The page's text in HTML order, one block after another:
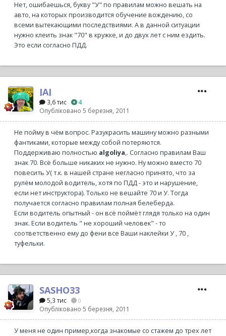
Нет, ошибаешься, букву "У" по правилам можно вешать на
авто, на которых производится обучение вождению, со
всеми вытекающими последствиями. А в данной ситуации
нужно клеить знак "70" в кружке, и до двух лет с ним ездить.
Это если согласно ПДД.
JAJ
3,6 тис
4
Опубліковано 5 березня, 2011
Не пойму в чём вопрос. Разукрасить машину можно разными
фантиками, которые между собой потеряются.
Поддерживаю полностью algoliya,. Согласно правилам Ваш
знак 70. Всё больше никаких не нужно. Ну можно вместо 70
повесить У( т.к. в нашей стране негласно принято, что за
рулём молодой водитель, хотя по ПДД - это и нарушение,
если нет инструктора). Только не вешайте 70 и У. Тогда
получается согласно правилам полная белеберда.
Если водитель опытный - он всё поймёт глядя только на один
знак. Если водитель " не хороший человек" - то
соответственно ему до фени все Ваши наклейки У , 70 ,
туфельки.
SASHO33
5,3 тис 0
Опубліковано 5 березня, 2011
У меня не один пример,когда знакомые со стажем до трех лет